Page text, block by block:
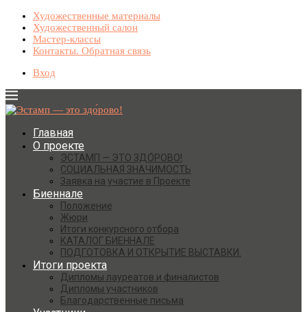
Художественные материалы
Художественный салон
Мастер-классы
Контакты. Обратная связь
Вход
Главная
О проекте
ЭСТАМП — ЭТО ЗДО́РОВО!
СОЦИАЛЬНАЯ ЗНАЧИМОСТЬ
Заявка на участие в Проекте
Биеннале
Положение
Жюри
Итоги конкурсного отбора
КАТАЛОГ БИЕННАЛЕ
ПОДГОТОВКА И ОТКРЫТИЕ ВЫСТАВКИ.
Итоги проекта
Дипломы лауреатов и финалистов
Дипломы участников
Благодарственные письма